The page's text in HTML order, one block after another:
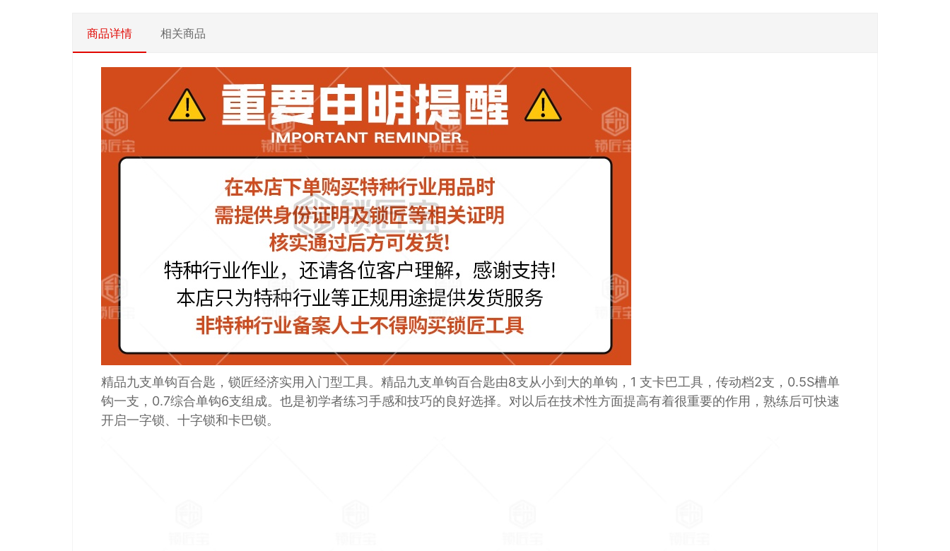
商品详情 相关商品
精品九支单钩百合匙，锁匠经济实用入门型工具。精品九支单钩百合匙由8支从小到大的单钩，1 支卡巴工具，传动档2支，0.5S槽单
钩一支，0.7综合单钩6支组成。也是初学者练习手感和技巧的良好选择。对以后在技术性方面提高有着很重要的作用，熟练后可快速
开启一字锁、十字锁和卡巴锁。